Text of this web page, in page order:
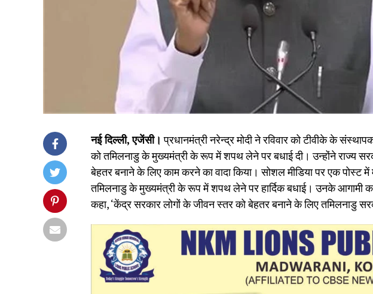
नई दिल्ली, एजेंसी। प्रधानमंत्री नरेन्द्र मोदी ने रविवार को टीवीके के
को तमिलनाडु के मुख्यमंत्री के रूप में शपथ लेने पर बधाई दी। उन्होंने राज्य
बेहतर बनाने के लिए काम करने का वादा किया। सोशल मीडिया पर एक पोस्ट
तमिलनाडु के मुख्यमंत्री के रूप में शपथ लेने पर हार्दिक बधाई। उनके आगामी
कहा, ‘केंद्र सरकार लोगों के जीवन स्तर को बेहतर बनाने के लिए तमिलनाडु